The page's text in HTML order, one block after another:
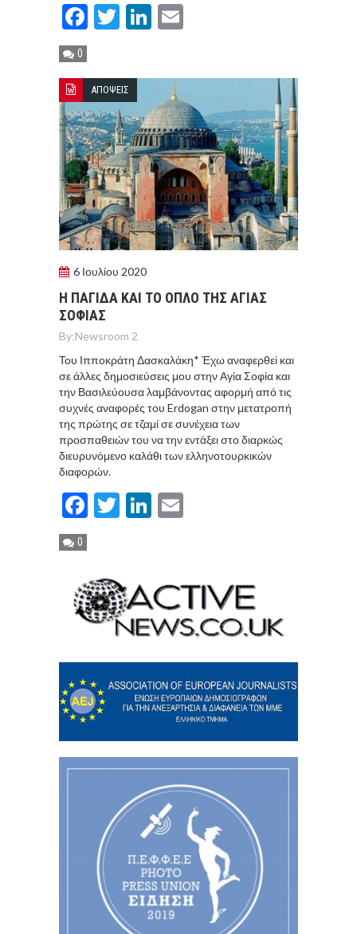
Facebook
TwitterLinkedIn
0
ΑΠΟΨΕΙΣ
6 Ιουλίου 2020
Η ΠΑΓΙΔΑ ΚΑΙ ΤΟ ΟΠΛΟ ΤΗΣ ΑΓΙΑΣ
ΣΟΦΙΑΣ
By:Newsroom 2
Του Ιπποκράτη Δασκαλάκη* Έχω αναφερθεί και
σε άλλες δημοσιεύσεις μου στην Αγία Σοφία και
την Βασιλεύουσα λαμβάνοντας αφορμή από τις
συχνές αναφορές του Erdogan στην μετατροπή
της πρώτης σε τζαμί σε συνέχεια των
προσπαθειών του να την εντάξει στο διαρκώς
διευρυνόμενο καλάθι των ελληνοτουρκικών
διαφορών.
Facebook
TwitterLinkedIn
0